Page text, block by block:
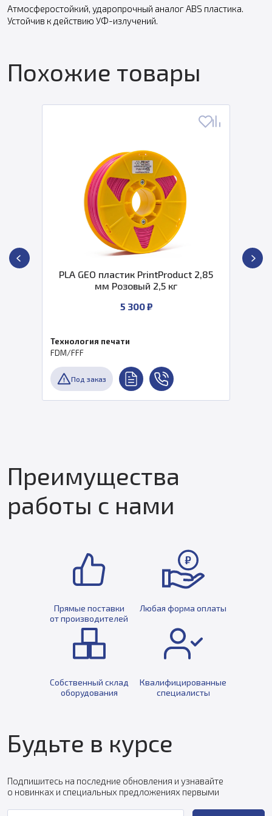
Атмосферостойкий, ударопрочный аналог ABS пластика.
Устойчив к действию УФ-излучений.
Похожие товары
PLA GEO пластик PrintProduct 2,85
мм Розовый 2,5 кг
5 300 ₽
Технология печати
FDM/FFF
Под заказ
Преимущества
работы с нами
Прямые поставки
от производителей
Любая форма оплаты
Собственный склад
оборудования
Квалифицированные
специалисты
Будьте в курсе
Подпишитесь на последние обновления и узнавайте
о новинках и специальных предложениях первыми